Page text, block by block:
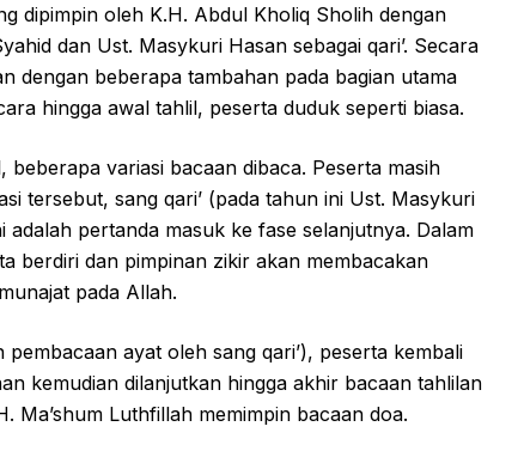
dipimpin oleh K.H. Abdul Kholiq Sholih dengan
dan Ust. Masykuri Hasan sebagai qari’. Secara
dengan beberapa tambahan pada bagian utama
hingga awal tahlil, peserta duduk seperti biasa.
variasi bacaan dibaca. Peserta masih
tersebut, sang qari’ (pada tahun ini Ust. Masykuri
pertanda masuk ke fase selanjutnya. Dalam
berdiri dan pimpinan zikir akan membacakan
pada Allah.
pembacaan ayat oleh sang qari’), peserta kembali
kemudian dilanjutkan hingga akhir bacaan tahlilan
Ma’shum Luthfillah memimpin bacaan doa.